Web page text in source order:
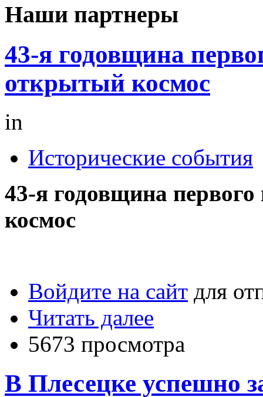
Наши партнеры
43-я годовщина
открытый космос
in
Исторические события
43-я годовщина
космос
Войдите на сайт для
Читать далее
5673 просмотра
В Плесецке успешно